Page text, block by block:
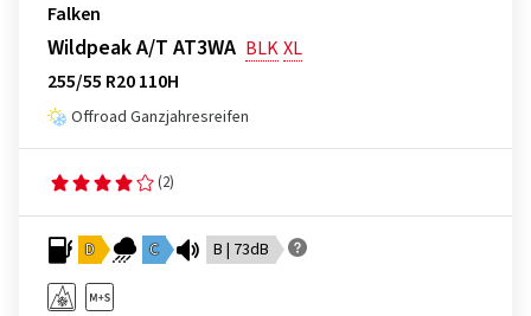
Falken
Wildpeak A/T AT3WA BLKXL
255/55 R20 110H
Offroad Ganzjahresreifen
(2)
D C B | 73dB